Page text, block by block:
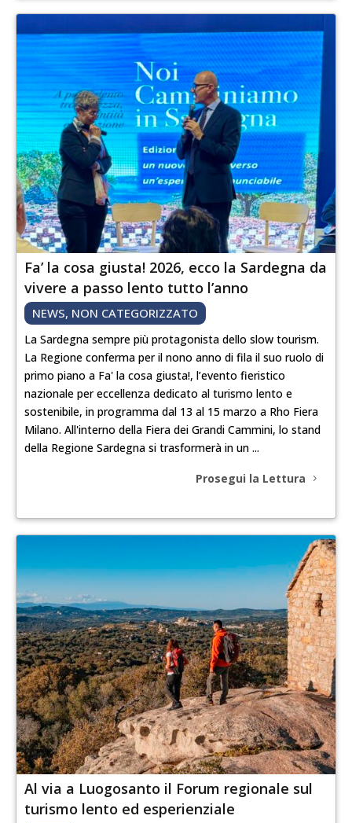
Fa’ la cosa giusta! 2026, ecco la Sardegna da
vivere a passo lento tutto l’anno
NEWS, NON CATEGORIZZATO
La Sardegna sempre più protagonista dello slow tourism.
La Regione conferma per il nono anno di fila il suo ruolo di
primo piano a Fa' la cosa giusta!, l’evento fieristico
nazionale per eccellenza dedicato al turismo lento e
sostenibile, in programma dal 13 al 15 marzo a Rho Fiera
Milano. All'interno della Fiera dei Grandi Cammini, lo stand
della Regione Sardegna si trasformerà in un ...
Prosegui la Lettura
Al via a Luogosanto il Forum regionale sul
turismo lento ed esperienziale